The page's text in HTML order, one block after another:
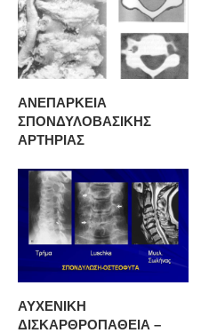
ΑΝΕΠΑΡΚΕΙΑ
ΣΠΟΝΔΥΛΟΒΑΣΙΚΗΣ
ΑΡΤΗΡΙΑΣ
ΑΥΧΕΝΙΚΗ
ΔΙΣΚΑΡΘΡΟΠΑΘΕΙΑ –